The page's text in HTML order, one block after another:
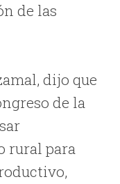
de las
dijo que
de la
rural para